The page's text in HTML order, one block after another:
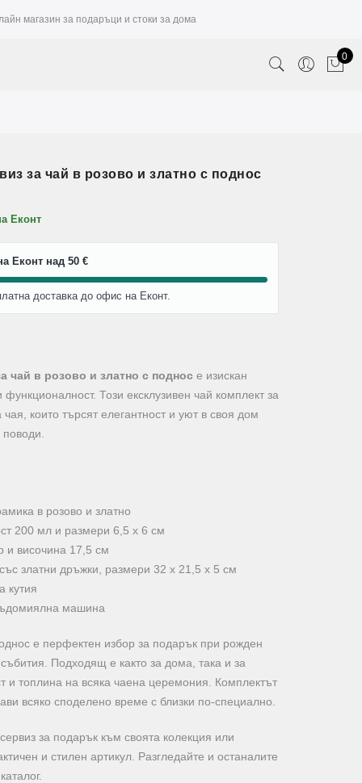
магазин за подаръци и стоки за дома
0
за чай в розово и златно с поднос
Еконт
Еконт над 50 €
доставка до офис на Еконт.
чай в розово и златно с поднос е изискан
функционалност. Този ексклузивен чай комплект за
които търсят елегантност и уют в своя дом
в розово и златно
200 мл и размери 6,5 х 6 см
и височина 17,5 см
златни дръжки, размери 32 х 21,5 х 5 см
кутия
машина
е перфектен избор за подарък при рожден
Подходящ е както за дома, така и за
и топлина на всяка чаена церемония. Комплектът
всяко споделено време с близки по-специално.
за подарък към своята колекция или
и стилен артикул. Разгледайте и останалите